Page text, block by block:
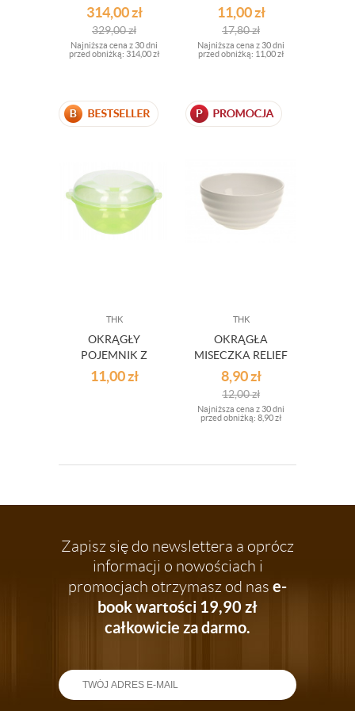
COCO KOLOR
ZIELONY
314,00zł
329,00zł
Najniższa cena z 30 dni
przed obniżką: 314,00 zł
CERAMICZNY
7X12,5 ZŁOTO-
BRĄZOWY
OUTLET
11,00zł
17,80zł
Najniższa cena z 30 dni
przed obniżką: 11,00 zł
THK
OKRĄGŁY
POJEMNIK Z
POKRYWKĄ DO
MIKROFALI 1L
11,00zł
THK
OKRĄGŁA
MISECZKA RELIEF
ŚR.15CM OUTLET
8,90zł
12,00zł
Najniższa cena z 30 dni
przed obniżką: 8,90 zł
Zapisz się do newslettera a oprócz
informacji o nowościach i
promocjach otrzymasz od nas e-
book wartości 19,90 zł
całkowicie za darmo.